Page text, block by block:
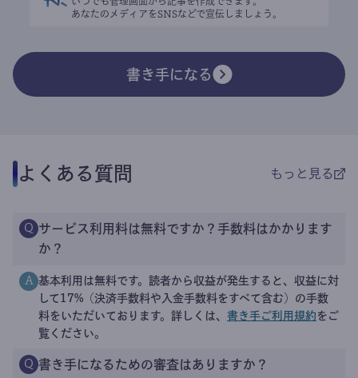
あなたのメディアをSNSなどで宣伝しましょう。
書き手になる
よくある質問 もっと見る
Q サービス利用料は無料ですか？手数料はかかります
か？
A 基本利用は無料です。読者から収益が発生すると、収益に対
して17%（決済手数料や入金手数料をすべて含む）の手数
料をいただいております。詳しくは、 書き手ご利用規約 をご
覧ください。
Q 書き手になるための審査はありますか？